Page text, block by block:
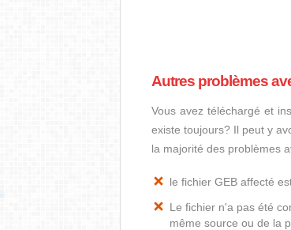
Autres problèmes
Vous avez téléchargé et
existe toujours? Il peut y
la majorité des problèmes
le fichier GEB affecté
Le fichier n'a pas été
même source ou de la